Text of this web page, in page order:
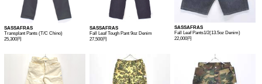
SASSAFRAS
Transplant Pants (T/C Chino)
25,300円
SASSAFRAS
Fall Leaf Tough Pant 9oz Denim
27,500円
SASSAFRAS
Fall Leaf Pants1/2(13.5oz Denim)
22,000円